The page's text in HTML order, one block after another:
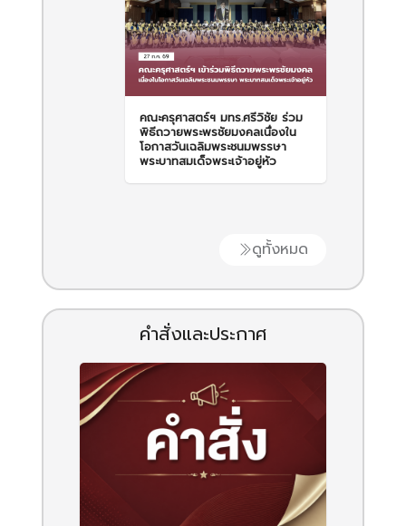
คณะครุศาสตร์ฯ มทร.ศรีวิชัย ร่วม
พิธีถวายพระพรชัยมงคลเนื่องใน
โอกาสวันเฉลิมพระชนมพรรษา
พระบาทสมเด็จพระเจ้าอยู่หัว
ดูทั้งหมด
คำสั่งและประกาศ